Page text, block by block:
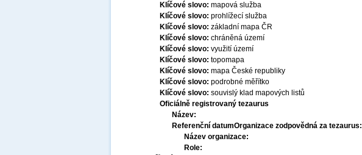
Klíčové slovo: mapová služba
Klíčové slovo: prohlížecí služba
Klíčové slovo: základní mapa ČR
Klíčové slovo: chráněná území
Klíčové slovo: využití území
Klíčové slovo: topomapa
Klíčové slovo: mapa České republiky
Klíčové slovo: podrobné měřítko
Klíčové slovo: souvislý klad mapových listů
Oficiálně registrovaný tezaurus
Název:
Referenční datumOrganizace zodpovědná za tezaurus:
Název organizace:
Role: